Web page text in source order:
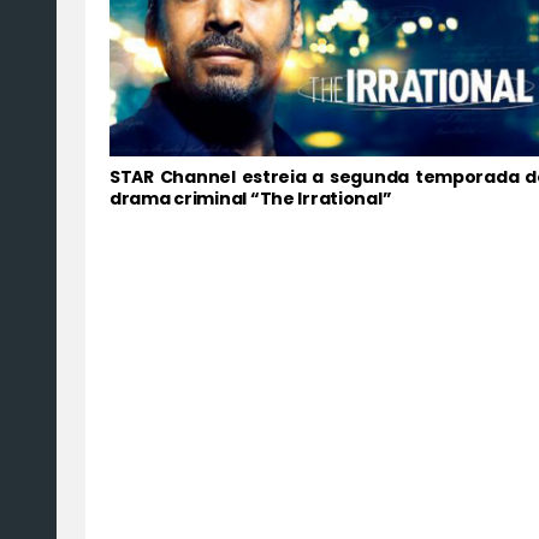
STAR Channel estreia a segunda temporada
drama criminal “The Irrational”